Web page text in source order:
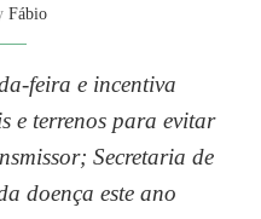
Fábio
feira e incentiva
e terrenos para evitar
Secretaria de
doença este ano